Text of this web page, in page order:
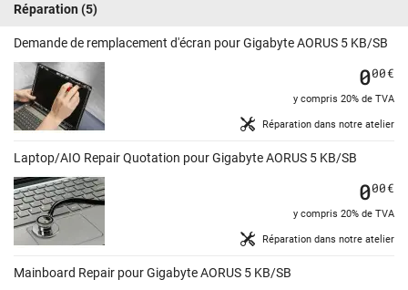
Réparation (5)
Demande de remplacement d'écran pour Gigabyte AORUS 5 KB/SB
Réparation dans notre atelier
000€
y compris 20% de TVA
Laptop/AIO Repair Quotation pour Gigabyte AORUS 5 KB/SB
Réparation dans notre atelier
000€
y compris 20% de TVA
Mainboard Repair pour Gigabyte AORUS 5 KB/SB